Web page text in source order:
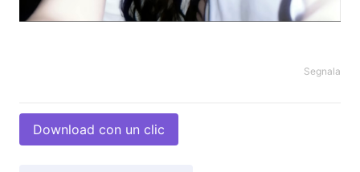
Segnala
Download con un clic